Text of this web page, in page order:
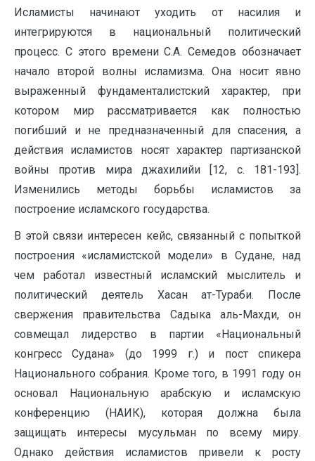
Исламисты начинают уходить от насилия и
интегрируются в национальный политический
процесс. С этого времени С.А. Семедов обозначает
начало второй волны исламизма. Она носит явно
выраженный фундаменталистский характер, при
котором мир рассматривается как полностью
погибший и не предназначенный для спасения, а
действия исламистов носят характер партизанской
войны против мира джахилийи [12, c. 181-193].
Изменились методы борьбы исламистов за
построение исламского государства.
В этой связи интересен кейс, связанный с попыткой
построения «исламистской модели» в Судане, над
чем работал известный исламский мыслитель и
политический деятель Хасан ат-Тураби. После
свержения правительства Садыка аль-Махди, он
совмещал лидерство в партии «Национальный
конгресс Судана» (до 1999 г.) и пост спикера
Национального собрания. Кроме того, в 1991 году он
основал Национальную арабскую и исламскую
конференцию (НАИК), которая должна была
защищать интересы мусульман по всему миру.
Однако действия исламистов привели к росту